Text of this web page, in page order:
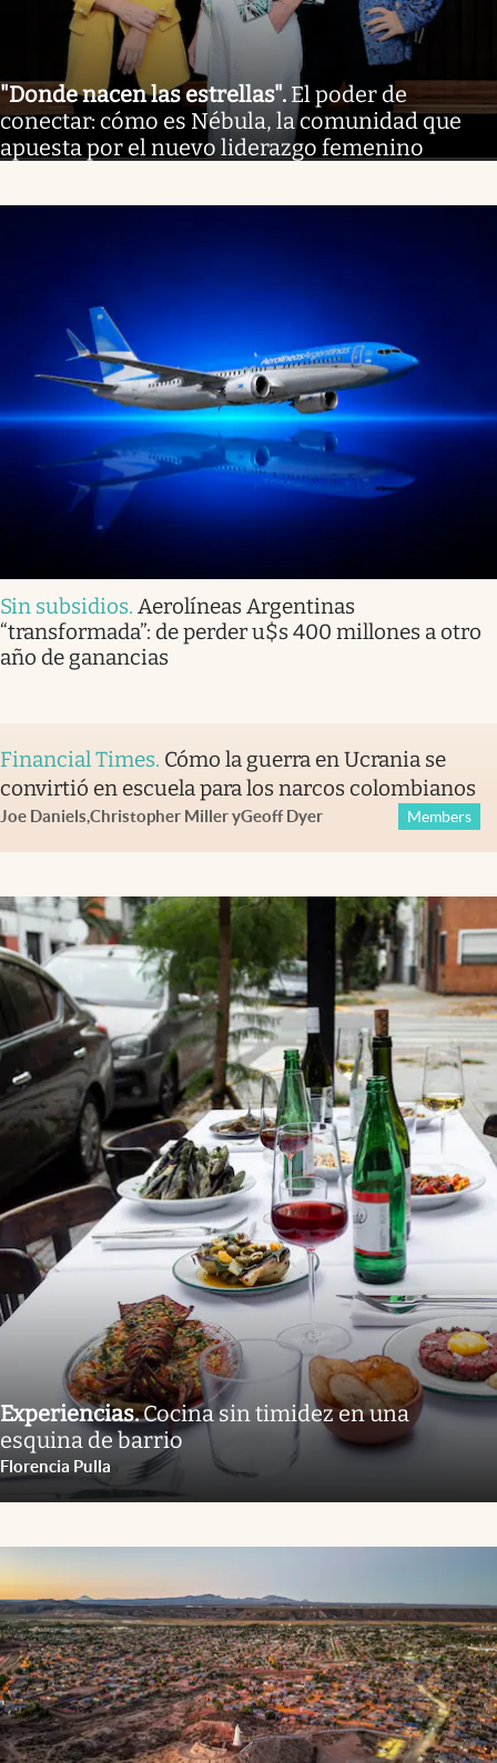
"Donde nacen las estrellas". El poder de
conectar: cómo es Nébula, la comunidad que
apuesta por el nuevo liderazgo femenino
Sin subsidios. Aerolíneas Argentinas
“transformada”: de perder u$s 400 millones a otro
año de ganancias
Financial Times. Cómo la guerra en Ucrania se
convirtió en escuela para los narcos colombianos
Joe Daniels,Christopher MilleryGeoff Dyer Members
Experiencias.Cocina sin timidez en una
esquina de barrio
Florencia Pulla